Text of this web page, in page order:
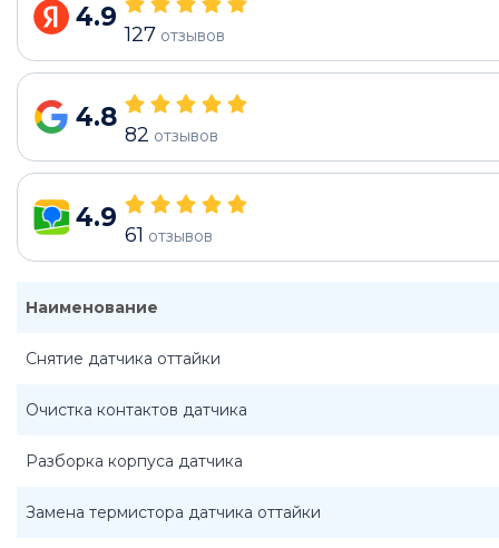
4.9
127 отзывов
4.8
82 отзывов
4.9
61 отзывов
Наименование
Снятие датчика оттайки
Очистка контактов датчика
Разборка корпуса датчика
Замена термистора датчика оттайки